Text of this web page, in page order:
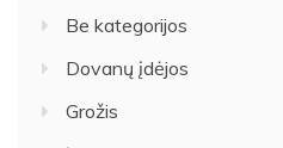
Be kategorijos
Dovanų įdėjos
Grožis